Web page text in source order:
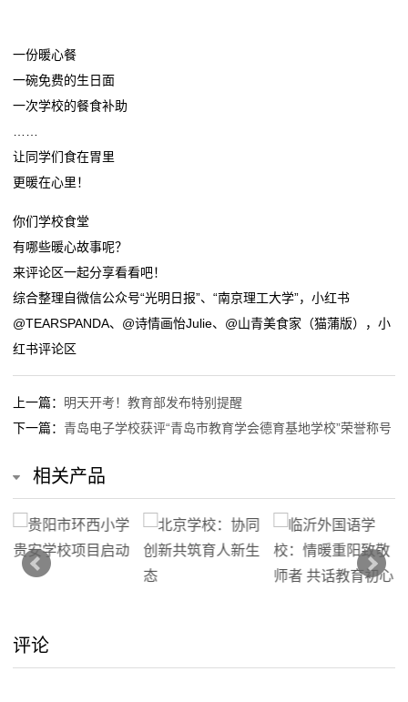
一份暖心餐
一碗免费的生日面
一次学校的餐食补助
让同学们食在胃里
更暖在心里！
你们学校食堂
有哪些暖心故事呢？
来评论区一起分享看看吧！
综合整理自微信公众号“光明日报”、“南京理工大学”，小红书
@TEARSPANDA、@诗情画怡Julie、@山青美食家（猫蒲版），小
红书评论区
上一篇：
明天开考！教育部发布特别提醒
下一篇： 青岛电子学校获评“青岛市教育学会德育基地学校”荣誉称号
相关产品
评论